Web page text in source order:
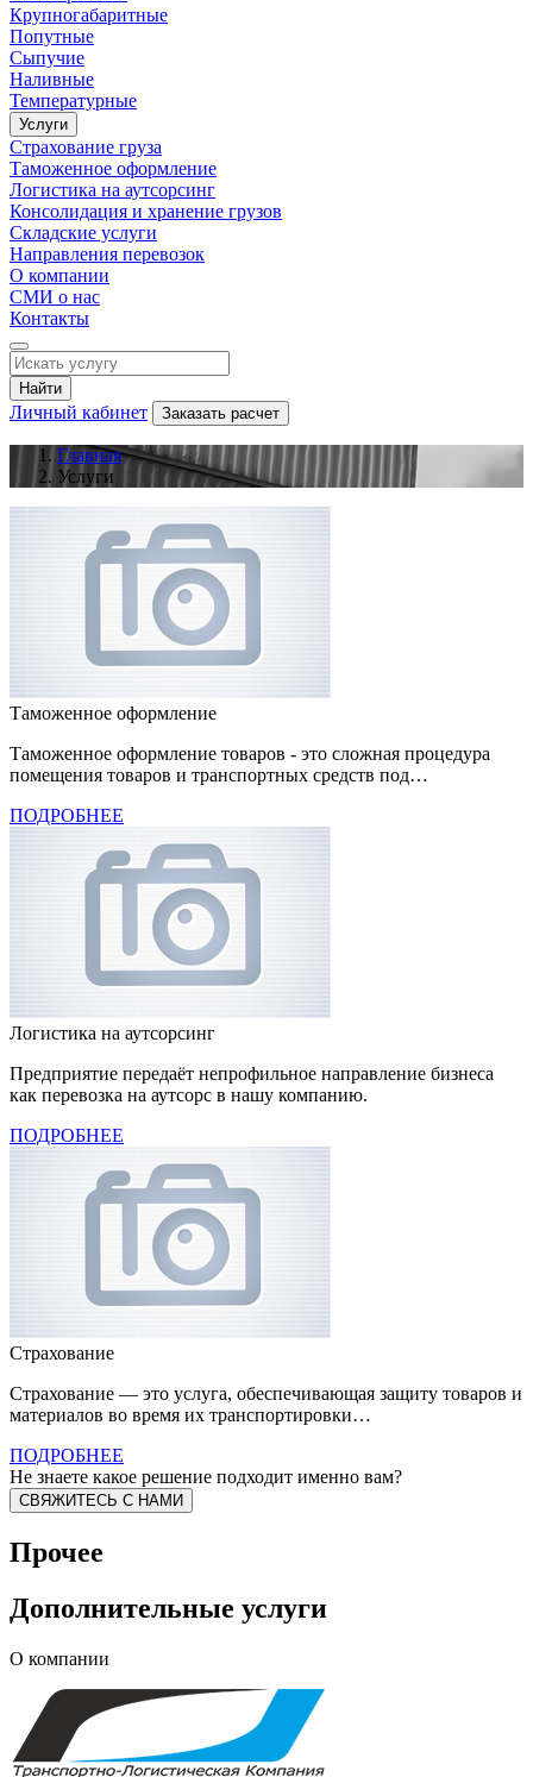
Крупногабаритные
Попутные
Сыпучие
Наливные
Температурные
Услуги
Страхование груза
Таможенное оформление
Логистика на аутсорсинг
Консолидация и хранение грузов
Складские услуги
Направления перевозок
О компании
СМИ о нас
Контакты
Найти
Личный кабинет Заказать расчет
Главная
Услуги
Таможенное оформление
Таможенное оформление товаров - это сложная процедура
помещения товаров и транспортных средств под…
ПОДРОБНЕЕ
Логистика на аутсорсинг
Предприятие передаёт непрофильное направление бизнеса
как перевозка на аутсорс в нашу компанию.
ПОДРОБНЕЕ
Страхование
Страхование — это услуга, обеспечивающая защиту товаров и
материалов во время их транспортировки…
ПОДРОБНЕЕ
Не знаете какое решение подходит именно вам?
СВЯЖИТЕСЬ С НАМИ
Прочее
Дополнительные услуги
О компании